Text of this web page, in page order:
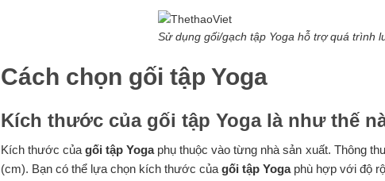
Sử dụng gối/gạch tập Yoga hỗ trợ quá trình
Cách chọn gối tập Yoga
Kích thước của gối tập Yogalà như thế
Kích thước củagối tập Yogaphụ thuộc vào từng nhà sản xuất. Thông
(cm). Bạn có thể lựa chọn kích thước của gối tập Yogaphù hợp với độ